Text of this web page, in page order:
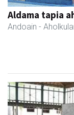
Karrika auto
Andoain - Auto